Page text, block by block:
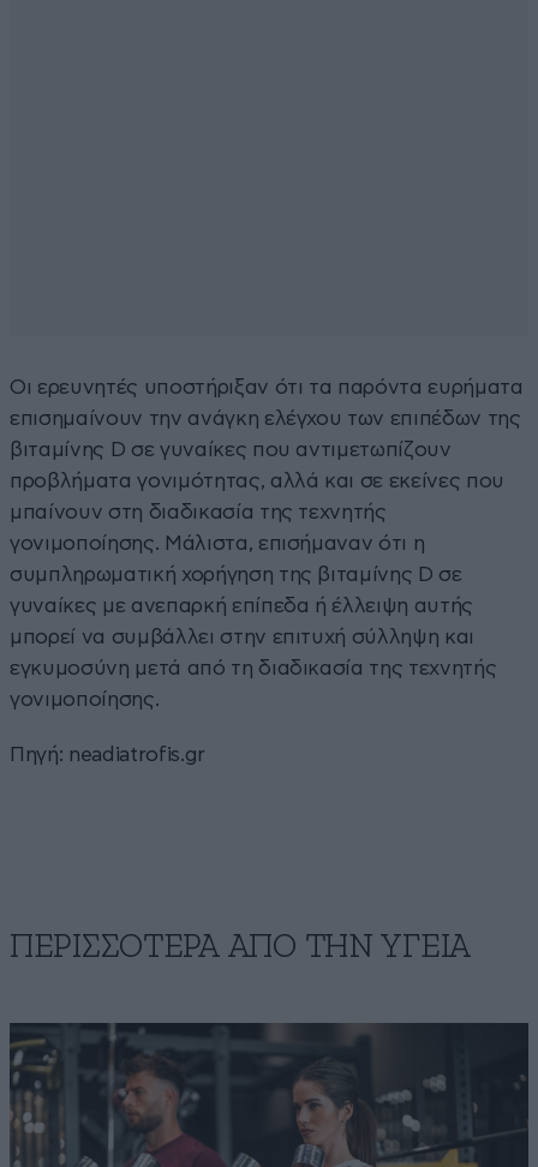
Οι ερευνητές υποστήριξαν ότι τα παρόντα ευρήματα
επισημαίνουν την ανάγκη ελέγχου των επιπέδων της
βιταμίνης D σε γυναίκες που αντιμετωπίζουν
προβλήματα γονιμότητας, αλλά και σε εκείνες που
μπαίνουν στη διαδικασία της τεχνητής
γονιμοποίησης. Μάλιστα, επισήμαναν ότι η
συμπληρωματική χορήγηση της βιταμίνης D σε
γυναίκες με ανεπαρκή επίπεδα ή έλλειψη αυτής
μπορεί να συμβάλλει στην επιτυχή σύλληψη και
εγκυμοσύνη μετά από τη διαδικασία της τεχνητής
γονιμοποίησης.
Πηγή: neadiatrofis.gr
ΠΕΡΙΣΣΟΤΕΡΑ ΑΠΟ ΤΗΝ ΥΓΕΙΑ